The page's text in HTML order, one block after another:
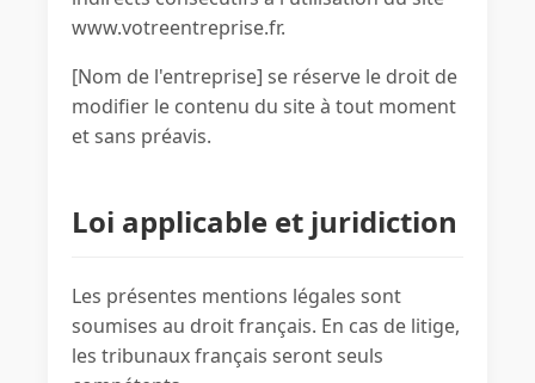
www.votreentreprise.fr.
[Nom de l'entreprise] se réserve le droit de
modifier le contenu du site à tout moment
et sans préavis.
Loi applicable et juridiction
Les présentes mentions légales sont
soumises au droit français. En cas de litige,
les tribunaux français seront seuls